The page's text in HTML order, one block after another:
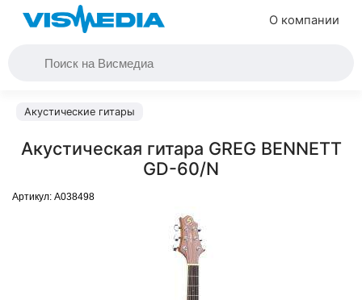
О компании
Акустические гитары
Акустическая гитара GREG BENNETT
GD-60/N
Артикул: A038498